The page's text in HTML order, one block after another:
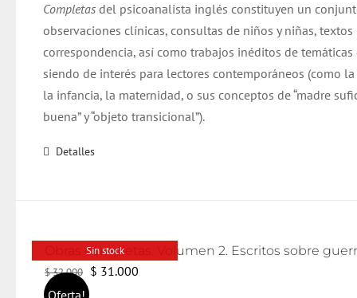
Completasdel psicoanalista inglés constituyen un
observaciones clínicas, consultas de niños y niñas,
correspondencia, así como trabajos inéditos de
siendo de interés para lectores contemporáneos (como
la infancia, la maternidad, o sus conceptos de “madre
buena” y “objeto transicional”).
Detalles
Sin stock
Oferta!
$32.000 El
precio
$ 31.000El